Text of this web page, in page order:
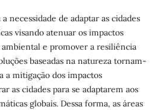
de adaptar as cidades
visando atenuar os impactos
ambiental e promover a resiliência
baseadas na natureza tornam-
a mitigação dos impactos
as cidades para se adaptarem aos
globais. Dessa forma, as áreas